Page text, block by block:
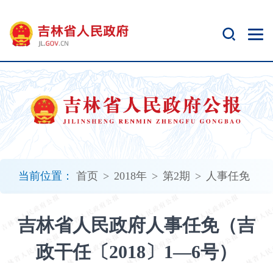
当前位置： 首页 > 2018年 > 第2期 > 人事任免
吉林省人民政府人事任免（吉
政干任〔2018〕1—6号）
开
无
障
碍
说
明
Alt